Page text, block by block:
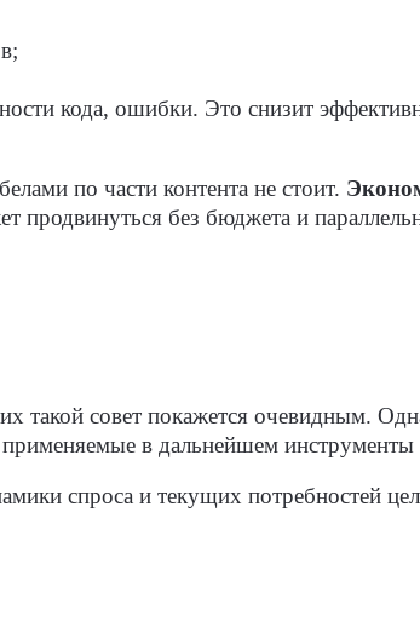
кода, ошибки. Это снизит
по части контента не стоит.
продвинуться без бюджета и
такой совет покажется очевидным.
применяемые в дальнейшем
спроса и текущих потребностей